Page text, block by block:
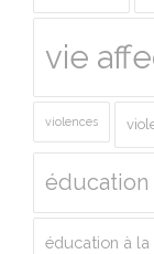
vie
violences
éducation
éducation à la